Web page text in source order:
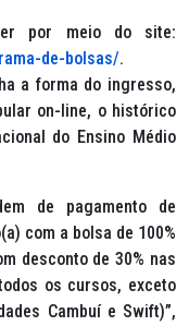
por meio do site:
de-bolsas/.
a forma do ingresso,
on-line, o histórico
do Ensino Médio
de pagamento de
com a bolsa de 100%
desconto de 30% nas
os cursos, exceto
Cambuí e Swift)”,